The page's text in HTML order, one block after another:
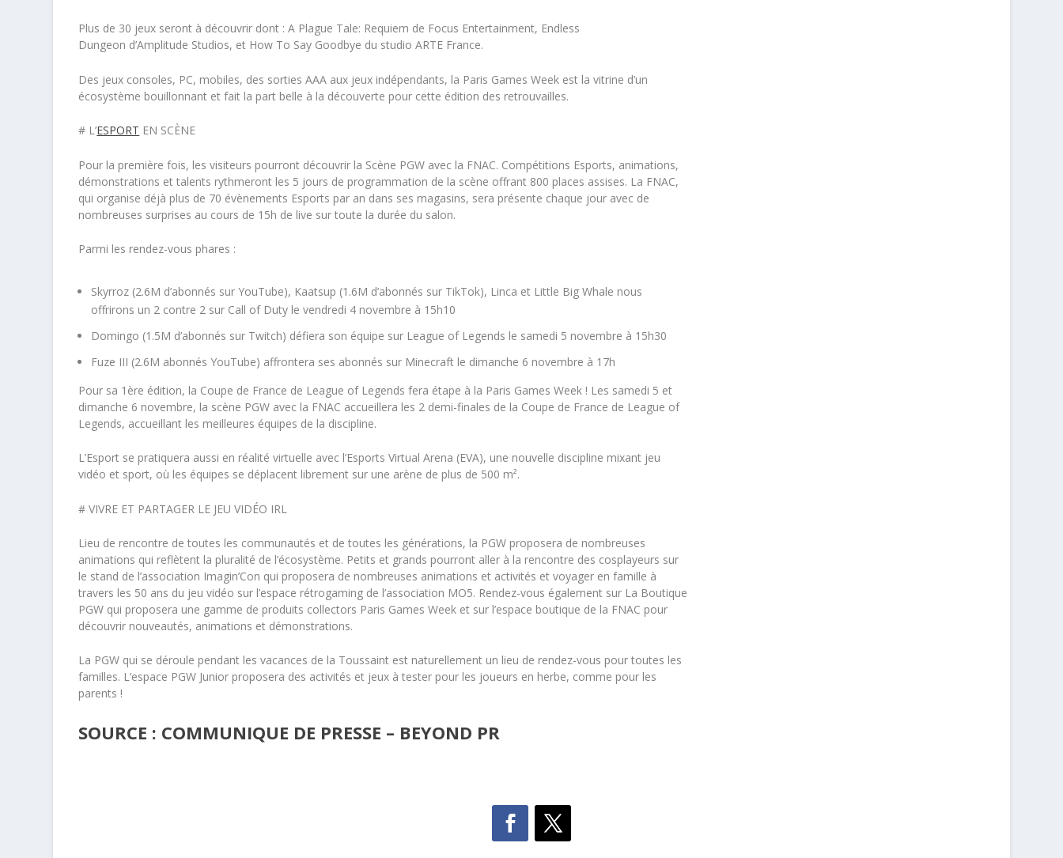
Plus de 30 jeux seront à découvrir dont :A Plague Tale: Requiem de Focus Entertainment, Endless
Dungeon d’Amplitude Studios, et How To Say Goodbye du studioARTE France.
Des jeux consoles, PC, mobiles, des sorties AAA aux jeux indépendants, la Paris Games Week est la vitrine d’un
écosystème bouillonnant et fait la part belle à la découverte pour cette édition des retrouvailles.
# L’ESPORT EN SCÈNE
Pour la première fois, les visiteurs pourront découvrir la Scène PGW avec la FNAC. Compétitions Esports, animations,
démonstrations et talents rythmeront les 5 jours de programmation de la scène offrant 800 places assises. La FNAC,
qui organise déjà plus de 70 évènements Esports par an dans ses magasins, sera présente chaque jour avec de
nombreuses surprises au cours de 15h de live sur toute la durée du salon.
Parmi les rendez-vous phares :
Skyrroz (2.6M d’abonnés sur YouTube), Kaatsup (1.6M d’abonnés sur TikTok), Linca et Little Big Whale nous
offrirons un 2 contre 2 sur Call of Duty le vendredi 4 novembre à 15h10
Domingo (1.5M d’abonnés sur Twitch) défiera son équipe sur League of Legends le samedi 5 novembre à 15h30
Fuze III (2.6M abonnés YouTube) affrontera ses abonnés sur Minecraft le dimanche 6 novembre à 17h
Pour sa 1 ère édition, la Coupe de France de League of Legends fera étape à la Paris Games Week ! Les samedi 5 et
dimanche 6 novembre, la scène PGW avec la FNAC accueillera les 2 demi-finales de la Coupe de France de League of
Legends, accueillant les meilleures équipes de la discipline.
L’Esport se pratiquera aussi en réalité virtuelle avec l’Esports Virtual Arena (EVA), une nouvelle discipline mixant jeu
vidéo et sport, où les équipes se déplacent librement sur une arène de plus de 500 m².
# VIVRE ET PARTAGER LE JEU VIDÉO IRL
Lieu de rencontre de toutes les communautés et de toutes les générations, la PGW proposera de nombreuses
animations qui reflètent la pluralité de l’écosystème. Petits et grands pourront aller à la rencontre des cosplayeurs sur
le stand de l’association Imagin’Con qui proposera de nombreuses animations et activités et voyager en famille à
travers les 50 ans du jeu vidéo sur l’espace rétrogaming de l’association MO5. Rendez-vous également sur La Boutique
PGW qui proposera une gamme de produits collectors Paris Games Week et sur l’espace boutique de la FNAC pour
découvrir nouveautés, animations et démonstrations.
La PGW qui se déroule pendant les vacances de la Toussaint est naturellement un lieu de rendez-vous pour toutes les
familles. L’espace PGW Junior proposera des activités et jeux à tester pour les joueurs en herbe, comme pour les
parents !
SOURCE : COMMUNIQUE DE PRESSE – BEYOND PR